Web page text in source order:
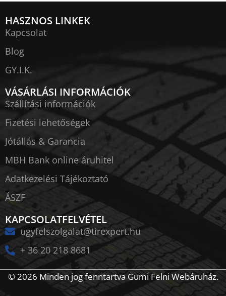
HASZNOS LINKEK
Kapcsolat
Blog
GY.I.K.
VÁSÁRLÁSI INFORMÁCIÓK
Szállítási információk
Fizetési lehetőségek
Jótállás & Garancia
MBH Bank online áruhitel
Adatkezelési Tájékoztató
ÁSZF
KAPCSOLATFELVÉTEL
ugyfelszolgalat@tirexpert.hu
+ 36 20 218 8681
© 2026 Minden jog fenntartva Gumi Felni Webáruház.